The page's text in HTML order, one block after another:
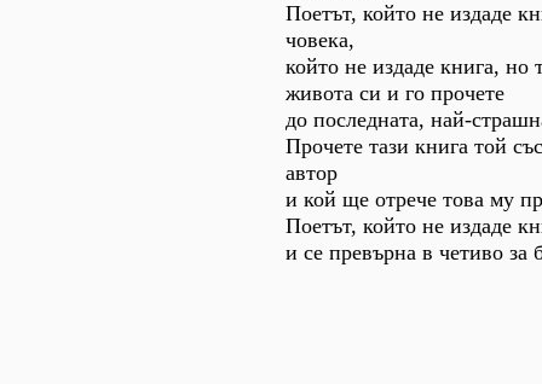
Поетът, който не издаде
човека,
който не издаде книга, но
живота си и го прочете
до последната, най-
Прочете тази книга той
автор
и кой ще отрече това му
Поетът, който не издаде
и се превърна в четиво за